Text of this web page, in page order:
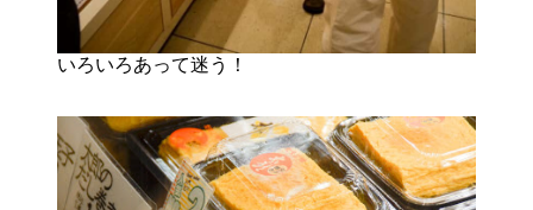
いろいろあって迷う！